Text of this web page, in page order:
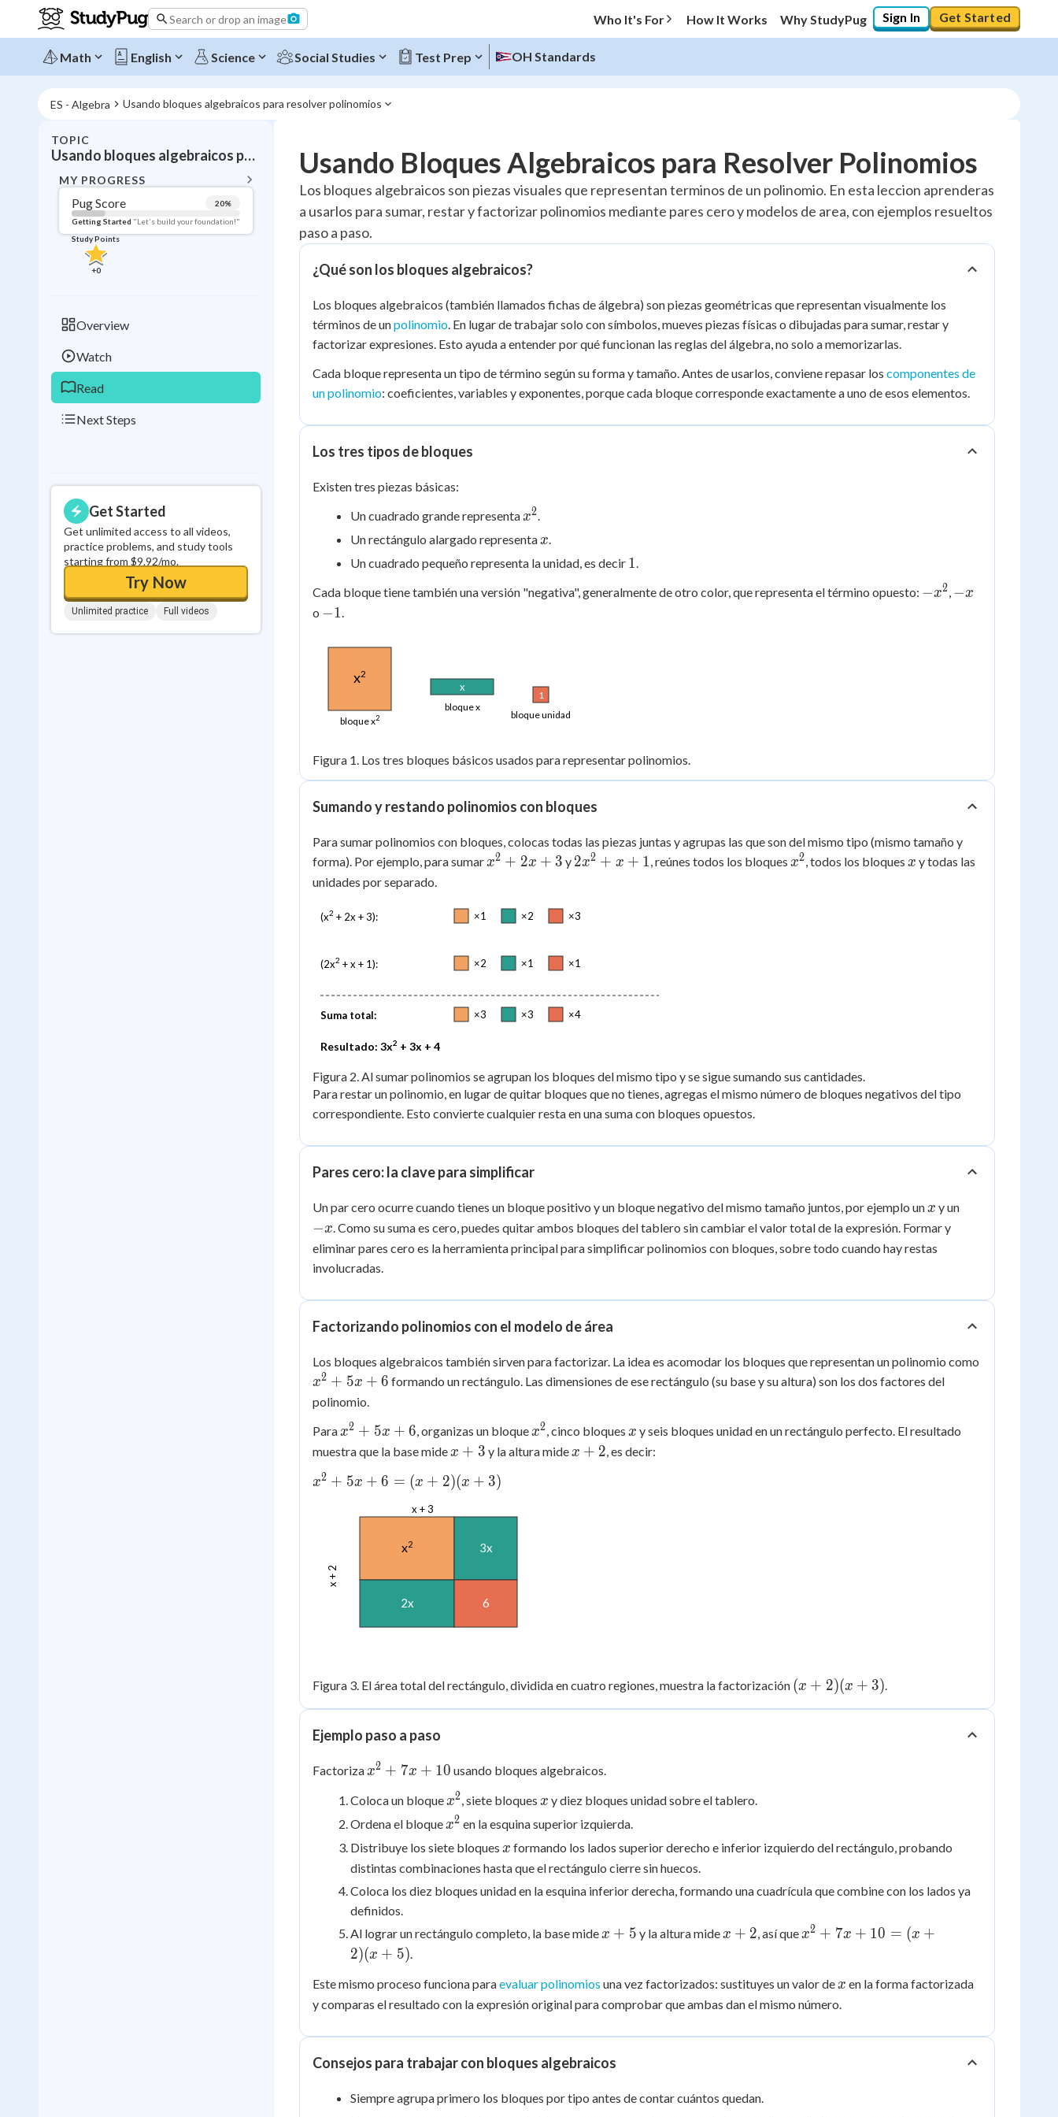
Search or drop an image Who It's For How It Works Why StudyPug Sign In Get Started
Math English Science Social Studies Test Prep OH Standards
ES - Algebra Usando bloques algebraicos para resolver polinomios
TOPIC
Usando bloques algebraicos para resolver polinomios
MY PROGRESS
Pug Score 20%
Getting Started "Let's build your foundation!"
Study Points
+0
Overview
Watch
Read
Next Steps
Get Started
Get unlimited access to all videos,
practice problems, and study tools
starting from $9.92/mo.
Try Now
Unlimited practice Full videos
Topic Progress
Pug Score 20%
Getting Started
Videos Watched 0/2
Study Points
0
Usando Bloques Algebraicos para Resolver Polinomios
Los bloques algebraicos son piezas visuales que representan terminos de un polinomio. En esta leccion aprenderas
a usarlos para sumar, restar y factorizar polinomios mediante pares cero y modelos de area, con ejemplos resueltos
paso a paso.
¿Qué son los bloques algebraicos?
Los bloques algebraicos (también llamados fichas de álgebra) son piezas geométricas que representan visualmente los
términos de unpolinomio. En lugar de trabajar solo con símbolos, mueves piezas físicas o dibujadas para sumar, restar y
factorizar expresiones. Esto ayuda a entender por qué funcionan las reglas del álgebra, no solo a memorizarlas.
Cada bloque representa un tipo de término según su forma y tamaño. Antes de usarlos, conviene repasar los componentes de
un polinomio: coeficientes, variables y exponentes, porque cada bloque corresponde exactamente a uno de esos elementos.
Los tres tipos de bloques
Existen tres piezas básicas:
Un cuadrado grande representa x^2
x2.
Un rectángulo alargado representa x
x.
Un cuadrado pequeño representa la unidad, es decir 1
1.
Cada bloque tiene también una versión "negativa", generalmente de otro color, que representa el término opuesto: -
−x2, -
−x
o -1
−1.
x2
bloque x2
x
bloque x
1
bloque unidad
Figura 1. Los tres bloques básicos usados para representar polinomios.
Sumando y restando polinomios con bloques
Para sumar polinomios con bloques, colocas todas las piezas juntas y agrupas las que son del mismo tipo (mismo tamaño y
forma). Por ejemplo, para sumar x^2+2x+3
x2 + 2x + 3 y 2x^2+x+1
2x2 + x + 1, reúnes todos los bloquesx^2
x2, todos los bloquesx
x y todas las
unidades por separado.
(x2 + 2x + 3): ×1 ×2 ×3
(2x2 + x + 1): ×2 ×1 ×1
Suma total: ×3 ×3 ×4
Resultado: 3x2 + 3x + 4
Figura 2. Al sumar polinomios se agrupan los bloques del mismo tipo y se sigue sumando sus cantidades.
Para restar un polinomio, en lugar de quitar bloques que no tienes, agregas el mismo número de bloques negativos del tipo
correspondiente. Esto convierte cualquier resta en una suma con bloques opuestos.
Pares cero: la clave para simplificar
Un par cero ocurre cuando tienes un bloque positivo y un bloque negativo del mismo tamaño juntos, por ejemplo un x
x y un
−x. Como su suma es cero, puedes quitar ambos bloques del tablero sin cambiar el valor total de la expresión. Formar y
eliminar pares cero es la herramienta principal para simplificar polinomios con bloques, sobre todo cuando hay restas
involucradas.
Factorizando polinomios con el modelo de área
Los bloques algebraicos también sirven para factorizar. La idea es acomodar los bloques que representan un polinomio como
x2 + 5x + 6 formando un rectángulo. Las dimensiones de ese rectángulo (su base y su altura) son los dos factores del
polinomio.
Para x^2+5x+6
x2 + 5x + 6, organizas un bloquex^2
x2, cinco bloquesx
x y seis bloques unidad en un rectángulo perfecto. El resultado
muestra que la base mide x+3
x + 3 y la altura mide x+2
x + 2, es decir:
x^2+5x+6=
x2 + 5x + 6 = (x + 2)(x + 3)
x2 3x
2x 6
x + 3
x + 2
Figura 3. El área total del rectángulo, dividida en cuatro regiones, muestra la factorización (x+2)
(x + 2)(x + 3).
Ejemplo paso a paso
Factoriza x^2+7x+10
x2 + 7x + 10 usando bloques algebraicos.
Coloca un bloque x^2
x2, siete bloques x
x y diez bloques unidad sobre el tablero.
Ordena el bloque x^2
x2 en la esquina superior izquierda.
Distribuye los siete bloques x
x formando los lados superior derecho e inferior izquierdo del rectángulo, probando
distintas combinaciones hasta que el rectángulo cierre sin huecos.
Coloca los diez bloques unidad en la esquina inferior derecha, formando una cuadrícula que combine con los lados ya
definidos.
Al lograr un rectángulo completo, la base mide x+5
x + 5 y la altura mide x+2
x + 2, así quex^2+7x+10=
x2 + 7x + 10 = (x +
2)(x + 5).
Este mismo proceso funciona paraevaluar polinomios una vez factorizados: sustituyes un valor de x
x en la forma factorizada
y comparas el resultado con la expresión original para comprobar que ambas dan el mismo número.
Consejos para trabajar con bloques algebraicos
Siempre agrupa primero los bloques por tipo antes de contar cuántos quedan.